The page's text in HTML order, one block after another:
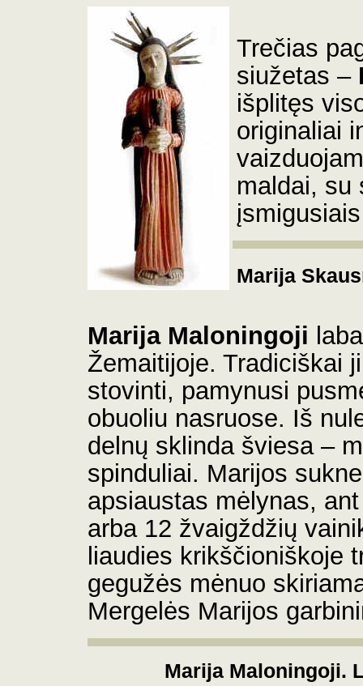
Trečias
siužetas –
išplitęs
originaliai
maldai, su
Marija
Marija Maloningoji
Žemaitijoje. Tradiciškai
stovinti, pamynusi
obuoliu nasruose. Iš
delnų sklinda šviesa –
spinduliai. Marijos
apsiaustas mėlynas,
arba 12 žvaigždžių
liaudies krikščioniškoje
gegužės mėnuo
Mergelės Marijos
Marija Maloningoji.